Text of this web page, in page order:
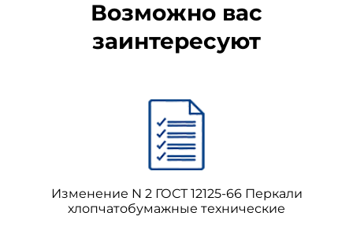
Возможно вас
заинтересуют
Изменение N 2 ГОСТ 12125-66 Перкали
хлопчатобумажные технические